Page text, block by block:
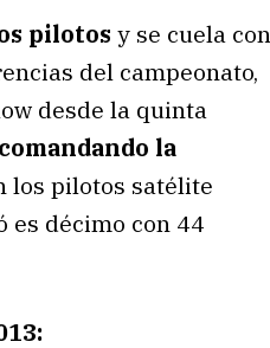
pilotos y se cuela con
del campeonato,
desde la quinta
la
los pilotos satélite
es décimo con 44